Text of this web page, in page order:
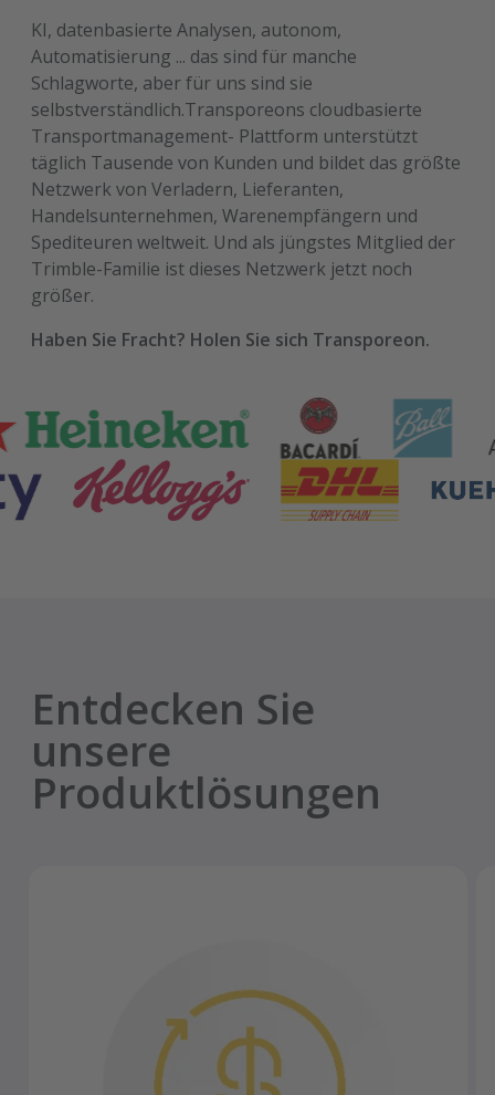
KI, datenbasierte Analysen, autonom,
Automatisierung ... das sind für manche
Schlagworte, aber für uns sind sie
selbstverständlich.Transporeons cloudbasierte
Transportmanagement- Plattform unterstützt
täglich Tausende von Kunden und bildet das größte
Netzwerk von Verladern, Lieferanten,
Handelsunternehmen, Warenempfängern und
Spediteuren weltweit. Und als jüngstes Mitglied der
Trimble-Familie ist dieses Netzwerk jetzt noch
größer.
Haben Sie Fracht? Holen Sie sich Transporeon.
Entdecken Sie
unsere
Produktlösungen